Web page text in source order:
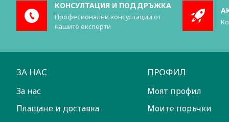
КОНСУЛТАЦИЯ И ПОДДРЪЖКА
Професионални консултации от
нашите експерти
ЗА НАС
За нас
Плащане и доставка
ПРОФИЛ
Моят профил
Моите поръчки